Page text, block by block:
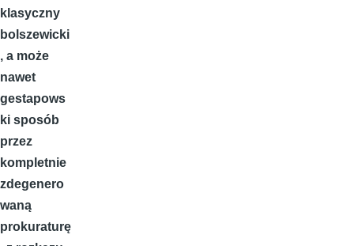
klasyczny
bolszewicki
, a może
nawet
gestapows
ki sposób
przez
kompletnie
zdegenero
waną
prokuraturę